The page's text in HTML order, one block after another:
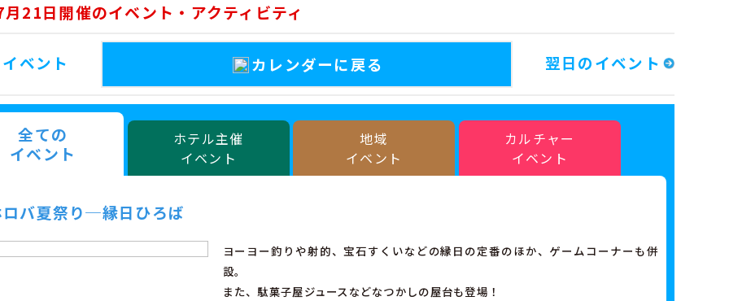
21日開催のイベント・アクティビティ
ベント カレンダーに戻る 翌日のイベント
全ての
イベント
ホテル主催
イベント
地域
イベント
カルチャー
イベント
バ夏祭り─縁日ひろば
ヨーヨー釣りや射的、宝石すくいなどの縁日の定番のほか、ゲームコーナーも併
設。
また、駄菓子屋ジュースなどなつかしの屋台も登場！